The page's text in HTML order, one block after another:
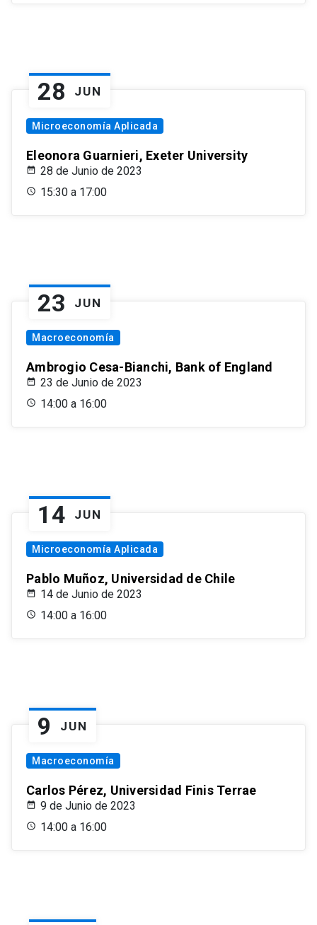
28 JUN
Microeconomía Aplicada
Eleonora Guarnieri, Exeter University
28 de Junio de 2023
15:30 a 17:00
23 JUN
Macroeconomía
Ambrogio Cesa-Bianchi, Bank of England
23 de Junio de 2023
14:00 a 16:00
14 JUN
Microeconomía Aplicada
Pablo Muñoz, Universidad de Chile
14 de Junio de 2023
14:00 a 16:00
9 JUN
Macroeconomía
Carlos Pérez, Universidad Finis Terrae
9 de Junio de 2023
14:00 a 16:00